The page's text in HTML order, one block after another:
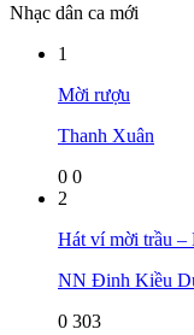
Nhạc dân ca mới
1
Mời rượu
Thanh Xuân
0 0
2
Hát ví mời trầu –
NN Đinh Kiều
0 303